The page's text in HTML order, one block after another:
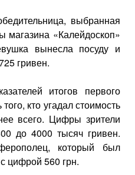
выбранная
магазина «Калейдоскоп»
вынесла посуду и
гривен.
итогов первого
кто угадал стоимость
всего. Цифры зрители
до 4000 тысяч гривен.
который был
цифрой 560 грн.